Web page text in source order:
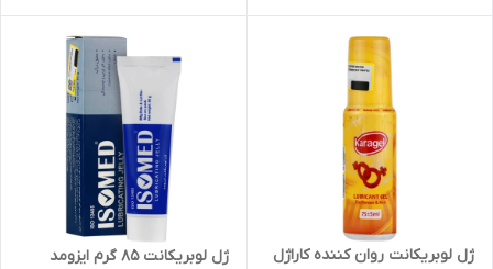
ژل لوبریکانت روان کننده کاراژل ژل لوبریکانت 85 گرم ایزومد